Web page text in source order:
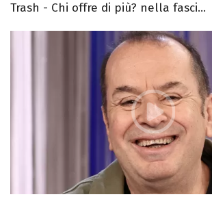
Trash - Chi offre di più? nella fasci...